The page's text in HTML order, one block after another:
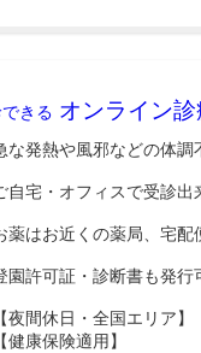
きる オンライン診
な発熱や風邪などの体調
自宅・オフィスで受診出
薬はお近くの薬局、宅配
園許可証・診断書も発行
【夜間休日・全国エリア】
【健康保険適用】